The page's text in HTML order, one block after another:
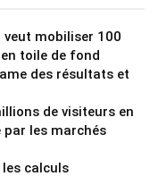
mobiliser 100
toile de fond
des résultats et
de visiteurs en
par les marchés
calculs